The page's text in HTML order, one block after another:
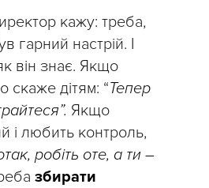
кажу: треба,
гарний настрій. І
він знає. Якщо
скаже дітям: “Тепер
Якщо
і любить контроль,
робіть оте, а ти –
збирати